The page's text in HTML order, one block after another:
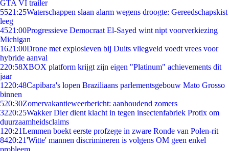
GTA VI trailer
5521:25Waterschappen slaan alarm wegens droogte: Gereedschapskist
leeg
4521:00Progressieve Democraat El-Sayed wint nipt voorverkiezing
Michigan
1621:00Drone met explosieven bij Duits vliegveld voedt vrees voor
hybride aanval
220:58XBOX platform krijgt zijn eigen "Platinum" achievements dit
jaar
1220:48Capibara's lopen Braziliaans parlementsgebouw Mato Grosso
binnen
520:30Zomervakantieweerbericht: aanhoudend zomers
3220:25Wakker Dier dient klacht in tegen insectenfabriek Protix om
duurzaamheidsclaims
1 20:21Lemmen boekt eerste profzege in zware Ronde van Polen-rit
8420:21'Witte' mannen discrimineren is volgens OM geen enkel
probleem